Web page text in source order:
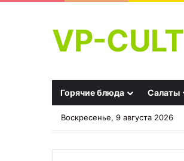
VP-CULT
Горячие блюда Салаты
Воскресенье, 9 августа 2026